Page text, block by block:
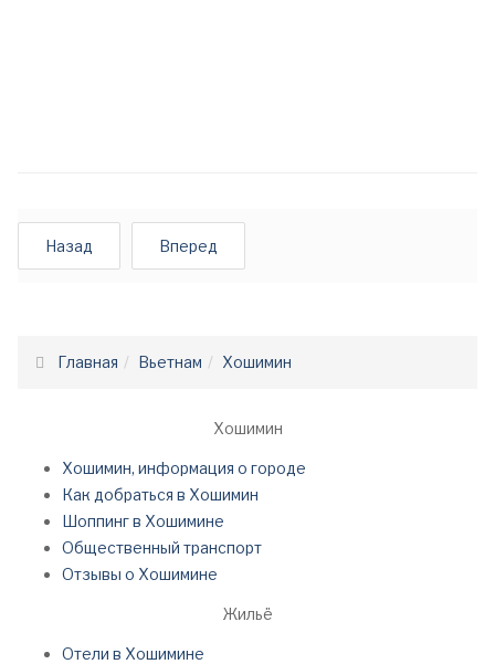
Назад Вперед
Главная Вьетнам Хошимин
Хошимин
Хошимин, информация о городе
Как добраться в Хошимин
Шоппинг в Хошимине
Общественный транспорт
Отзывы о Хошимине
Жильё
Отели в Хошимине